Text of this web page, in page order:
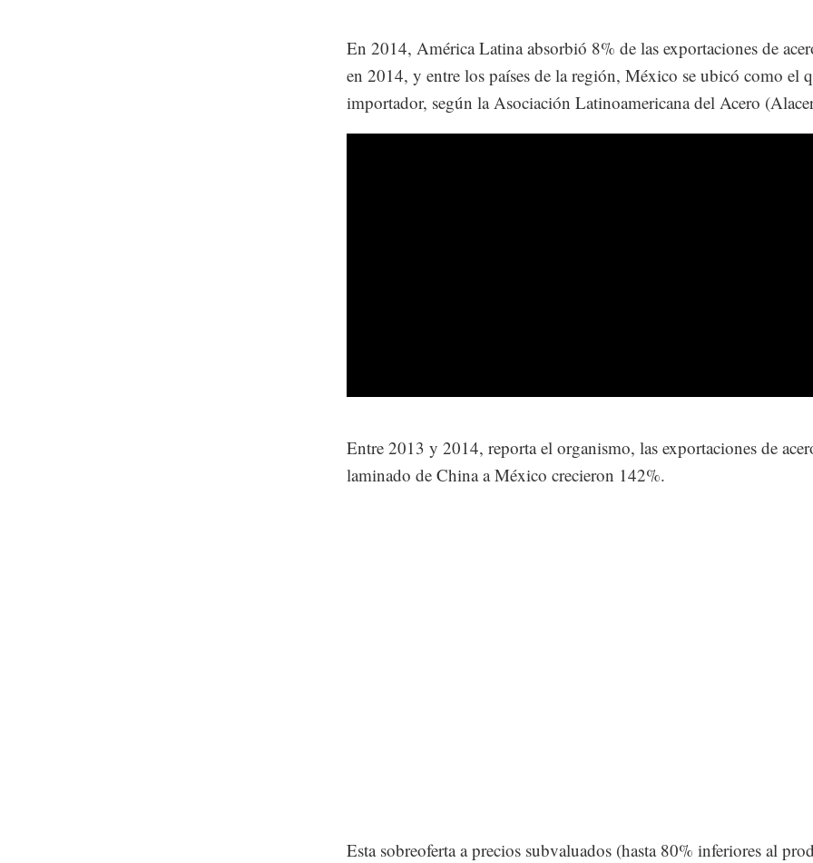
En 2014, América Latina absorbió 8% de las exportaciones de
en 2014, y entre los países de la región, México se ubicó como el
importador, según la Asociación Latinoamericana del Acero
Entre 2013 y 2014, reporta el organismo, las exportaciones de
laminado de China a México crecieron 142%.
Esta sobreoferta a precios subvaluados (hasta 80% inferiores al